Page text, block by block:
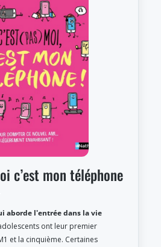
c’est mon téléphone
aborde l'entrée dans la vie
ont leur premier
et la cinquième. Certaines